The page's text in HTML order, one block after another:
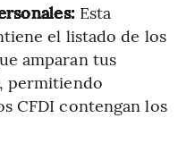
Esta
el listado de los
amparan tus
permitiendo
CFDI contengan los